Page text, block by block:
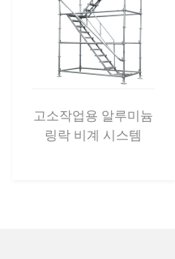
고소작업용 알루미늄
링락 비계 시스템